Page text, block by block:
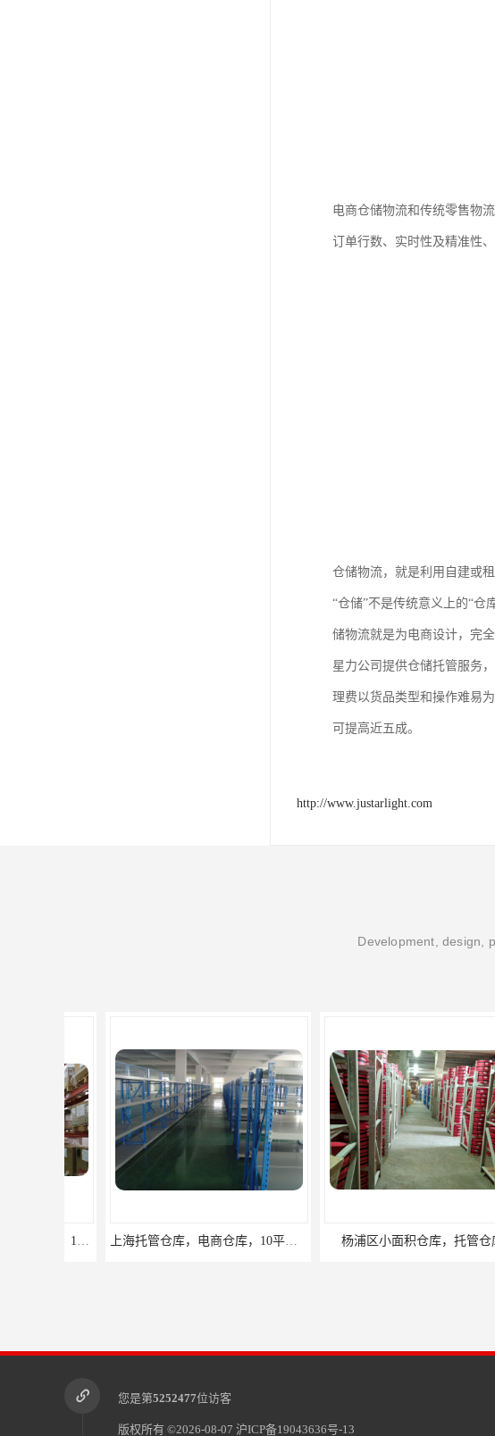
电商仓储物流和传统零售物
订单行数、实时性及精准性
仓储物流，就是利用自建或
“仓储”不是传统意义上的“仓
储物流就是为电商设计，完
星力公司提供仓储托管服务
理费以货品类型和操作难易
可提高近五成。
http://www.justarlight.com
Development, design,
上海托管仓库，电商仓库，10平起租 杨浦区小面积仓库，托管仓库
您是第5252477位访客
版权所有 ©2026-08-07 沪ICP备19043636号-13